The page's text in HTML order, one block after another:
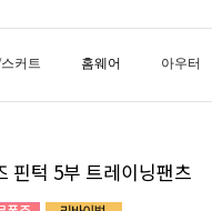
커트 홈웨어 아우터
핀턱 5부 트레이닝팬츠